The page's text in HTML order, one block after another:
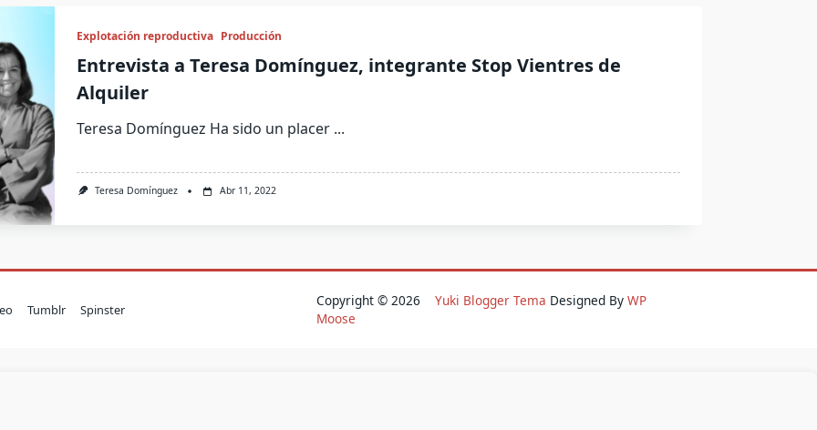
Explotación reproductiva Producción
Entrevista a Teresa Domínguez, integrante Stop Vientres de
Alquiler
Teresa Domínguez Ha sido un placer ...
Teresa Domínguez Abr 11, 2022
Tumblr Spinster
Copyright © 2026Yuki Blogger Tema Designed ByWP
Moose